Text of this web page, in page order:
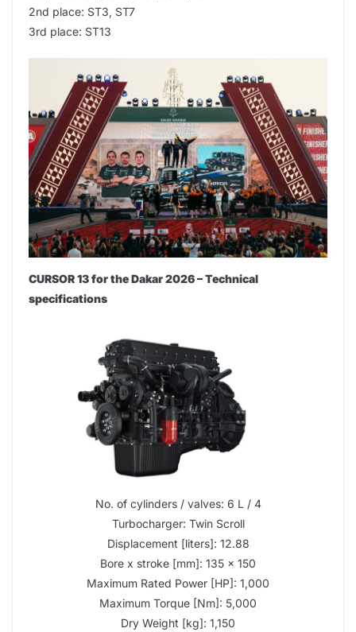
2nd place: ST3, ST7
3rd place: ST13
CURSOR 13 for the Dakar 2026 – Technical
specifications
No. of cylinders / valves: 6 L / 4
Turbocharger: Twin Scroll
Displacement [liters]: 12.88
Bore x stroke [mm]: 135 x 150
Maximum Rated Power [HP]: 1,000
Maximum Torque [Nm]: 5,000
Dry Weight [kg]: 1,150